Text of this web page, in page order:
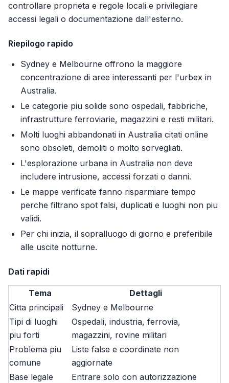
controllare proprieta e regole locali e privilegiare
accessi legali o documentazione dall'esterno.
Riepilogo rapido
Sydney e Melbourne offrono la maggiore
concentrazione di aree interessanti per l'urbex in
Australia.
Le categorie piu solide sono ospedali, fabbriche,
infrastrutture ferroviarie, magazzini e resti militari.
Molti luoghi abbandonati in Australia citati online
sono obsoleti, demoliti o molto sorvegliati.
L'esplorazione urbana in Australia non deve
includere intrusione, accessi forzati o danni.
Le mappe verificate fanno risparmiare tempo
perche filtrano spot falsi, duplicati e luoghi non piu
validi.
Per chi inizia, il sopralluogo di giorno e preferibile
alle uscite notturne.
Dati rapidi
Tema
Dettagli
Citta principali
Sydney e Melbourne
Tipi di luoghi
piu forti
Ospedali, industria, ferrovia,
magazzini, rovine militari
Problema piu
comune
Liste false e coordinate non
aggiornate
Base legale
Entrare solo con autorizzazione